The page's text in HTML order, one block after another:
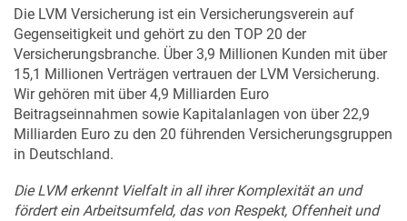
Die LVM Versicherung ist ein Versicherungsverein auf
Gegenseitigkeit und gehört zu den TOP 20 der
Versicherungsbranche. Über 3,9 Millionen Kunden mit über
15,1 Millionen Verträgen vertrauen der LVM Versicherung.
Wir gehören mit über 4,9 Milliarden Euro
Beitragseinnahmen sowie Kapitalanlagen von über 22,9
Milliarden Euro zu den 20 führenden Versicherungsgruppen
in Deutschland.
Die LVM erkennt Vielfalt in all ihrer Komplexität an und
fördert ein Arbeitsumfeld, das von Respekt, Offenheit und